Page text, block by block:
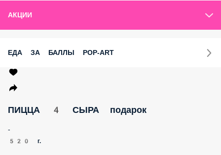
АКЦИИ
ЕДА ЗА БАЛЛЫ POP-ART
ПИЦЦА 4 СЫРА подарок
-
520 г.